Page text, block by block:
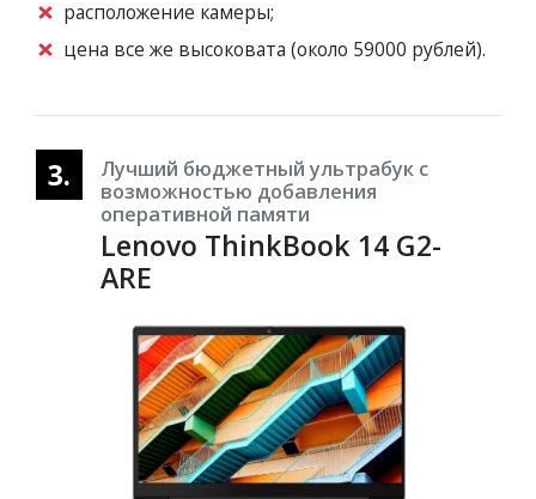
расположение камеры;
цена все же высоковата (около 59000 рублей).
3.
Лучший бюджетный ультрабук с
возможностью добавления
оперативной памяти
Lenovo ThinkBook 14 G2-
ARE